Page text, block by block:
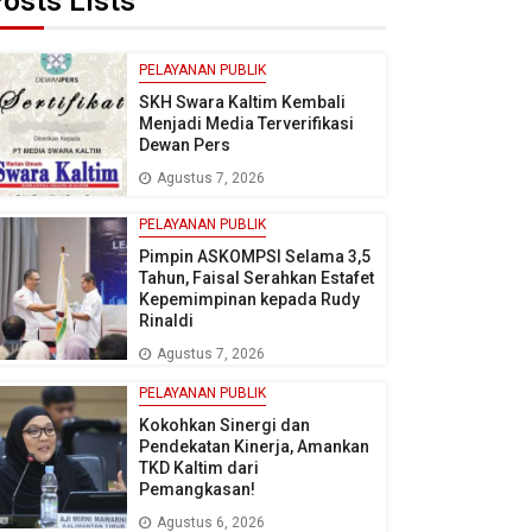
PELAYANAN PUBLIK
SKH Swara Kaltim Kembali
Menjadi Media Terverifikasi
Dewan Pers
Agustus 7, 2026
PELAYANAN PUBLIK
Pimpin ASKOMPSI Selama 3,5
Tahun, Faisal Serahkan Estafet
Kepemimpinan kepada Rudy
Rinaldi
Agustus 7, 2026
PELAYANAN PUBLIK
Kokohkan Sinergi dan
Pendekatan Kinerja, Amankan
TKD Kaltim dari
Pemangkasan!
Agustus 6, 2026